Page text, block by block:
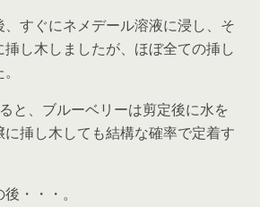
すぐにネメデール溶液に浸し、そ
し木しましたが、ほぼ全ての挿し
と、ブルーベリーは剪定後に水を
挿し木しても結構な確率で定着す
・・・。